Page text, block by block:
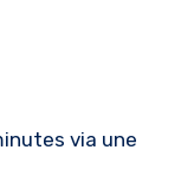
via une